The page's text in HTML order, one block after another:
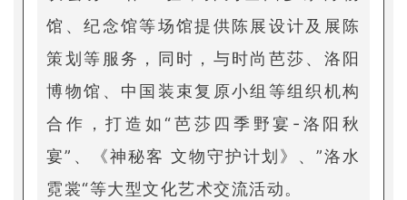
馆、纪念馆等场馆提供陈展设计及展陈
策划等服务，同时，与时尚芭莎、洛阳
博物馆、中国装束复原小组等组织机构
合作，打造如“芭莎四季野宴-洛阳秋
宴”、《神秘客 文物守护计划》、”洛水
霓裳“等大型文化艺术交流活动。